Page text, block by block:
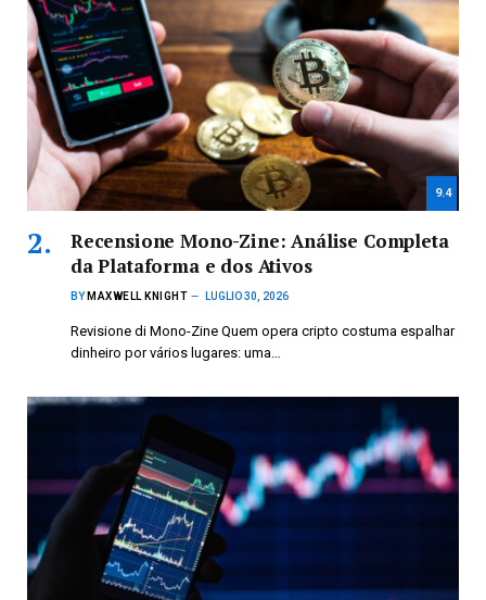
9.4
Recensione Mono-Zine: Análise Completa
da Plataforma e dos Ativos
BY MAXWELL KNIGHT LUGLIO 30, 2026
Revisione di Mono-Zine Quem opera cripto costuma espalhar
dinheiro por vários lugares: uma…